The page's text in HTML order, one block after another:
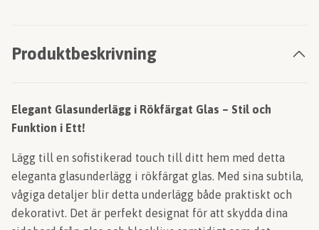
Produktbeskrivning
Elegant Glasunderlägg i Rökfärgat Glas – Stil och
Funktion i Ett!
Lägg till en sofistikerad touch till ditt hem med detta
eleganta glasunderlägg i rökfärgat glas. Med sina subtila,
vågiga detaljer blir detta underlägg både praktiskt och
dekorativt. Det är perfekt designat för att skydda dina